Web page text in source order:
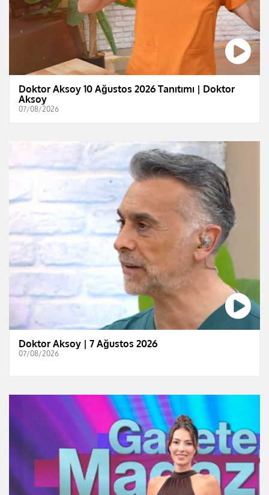
Doktor Aksoy 10 Ağustos 2026 Tanıtımı | Doktor
Aksoy
07/08/2026
Doktor Aksoy | 7 Ağustos 2026
07/08/2026